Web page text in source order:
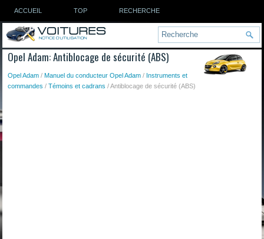
ACCUEIL TOP RECHERCHE
Opel Adam: Antiblocage de sécurité (ABS)
Opel Adam /Manuel du conducteur Opel Adam / Instruments et
commandes /Témoins et cadrans / Antiblocage de sécurité (ABS)